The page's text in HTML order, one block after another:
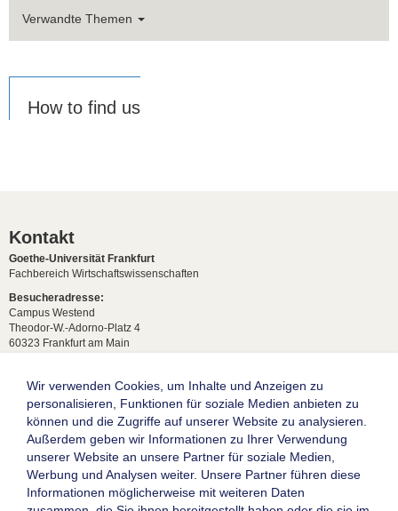
Verwandte Themen
How to find us
Kontakt
Goethe-Universität Frankfurt
Fachbereich Wirtschaftswissenschaften
Besucheradresse:
Campus Westend
Theodor-W.-Adorno-Platz 4
60323 Frankfurt am Main
Postadresse:
60629 Frankfurt am Main
Studentische Anfragen:
studium[at]wiwi.uni-frankfurt[dot]de
Allgemeine Anfragen:
dekanat02[at]wiwi.uni-frankfurt[dot]de
Wir verwenden Cookies, um Inhalte und Anzeigen zu
personalisieren, Funktionen für soziale Medien anbieten zu
können und die Zugriffe auf unserer Website zu analysieren.
Außerdem geben wir Informationen zu Ihrer Verwendung
unserer Website an unsere Partner für soziale Medien,
Werbung und Analysen weiter. Unsere Partner führen diese
Informationen möglicherweise mit weiteren Daten